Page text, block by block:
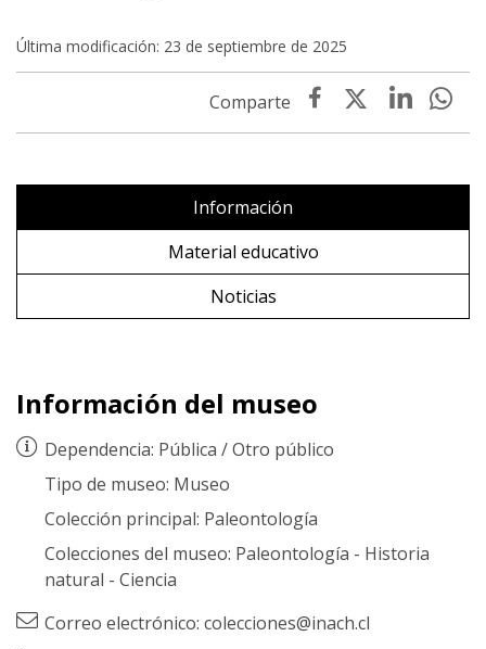
Última modificación: 23 de septiembre de 2025
Información
Material educativo
Noticias
Información del museo
Dependencia: Pública /Otro público
Tipo de museo: Museo
Colección principal: Paleontología
Colecciones del museo: Paleontología - Historia
natural - Ciencia
Correo electrónico: colecciones@inach.cl